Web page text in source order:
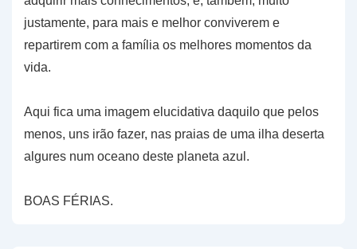
justamente, para mais e melhor conviverem e
repartirem com a família os melhores momentos da
vida.
Aqui fica uma imagem elucidativa daquilo que pelos
menos, uns irão fazer, nas praias de uma ilha deserta
algures num oceano deste planeta azul.
BOAS FÉRIAS.